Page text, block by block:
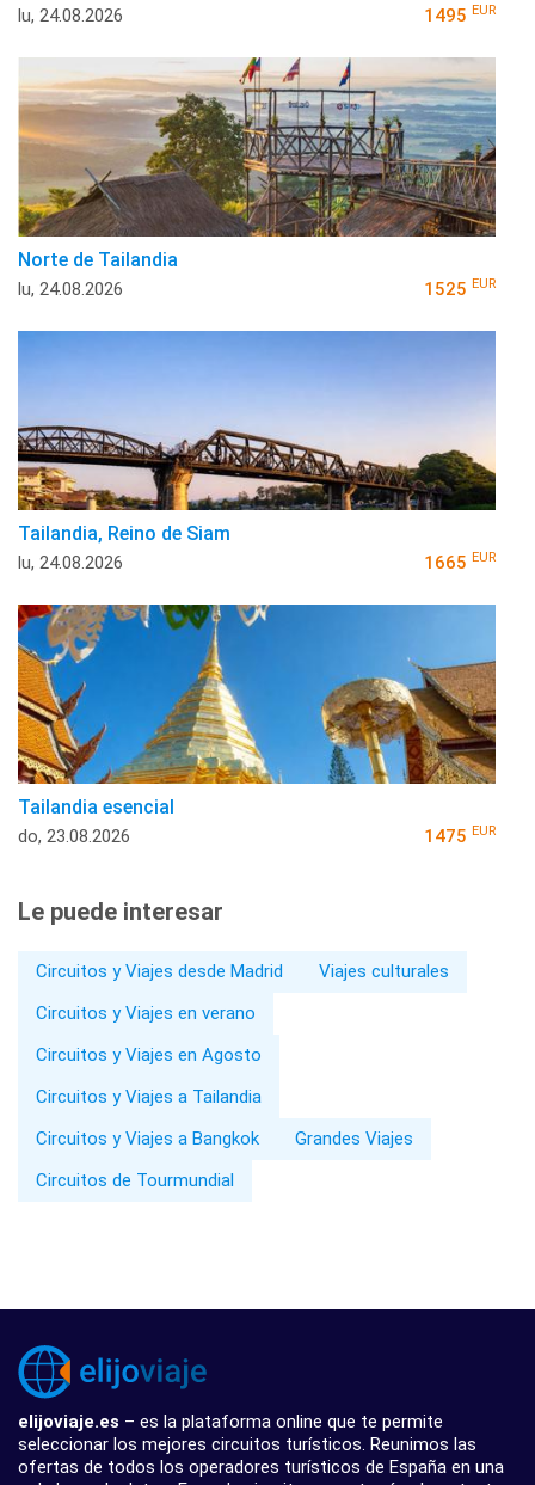
lu, 24.08.2026 1495 EUR
Norte de Tailandia
lu, 24.08.2026 1525 EUR
Tailandia, Reino de Siam
lu, 24.08.2026 1665 EUR
Tailandia esencial
do, 23.08.2026 1475 EUR
Le puede interesar
Circuitos y Viajes desde Madrid
Viajes culturales
Circuitos y Viajes en verano
Circuitos y Viajes en Agosto
Circuitos y Viajes a Tailandia
Circuitos y Viajes a Bangkok
Grandes Viajes
Circuitos de Tourmundial
elijoviaje.es – es la plataforma online que te permite
seleccionar los mejores circuitos turísticos. Reunimos las
ofertas de todos los operadores turísticos de España en una